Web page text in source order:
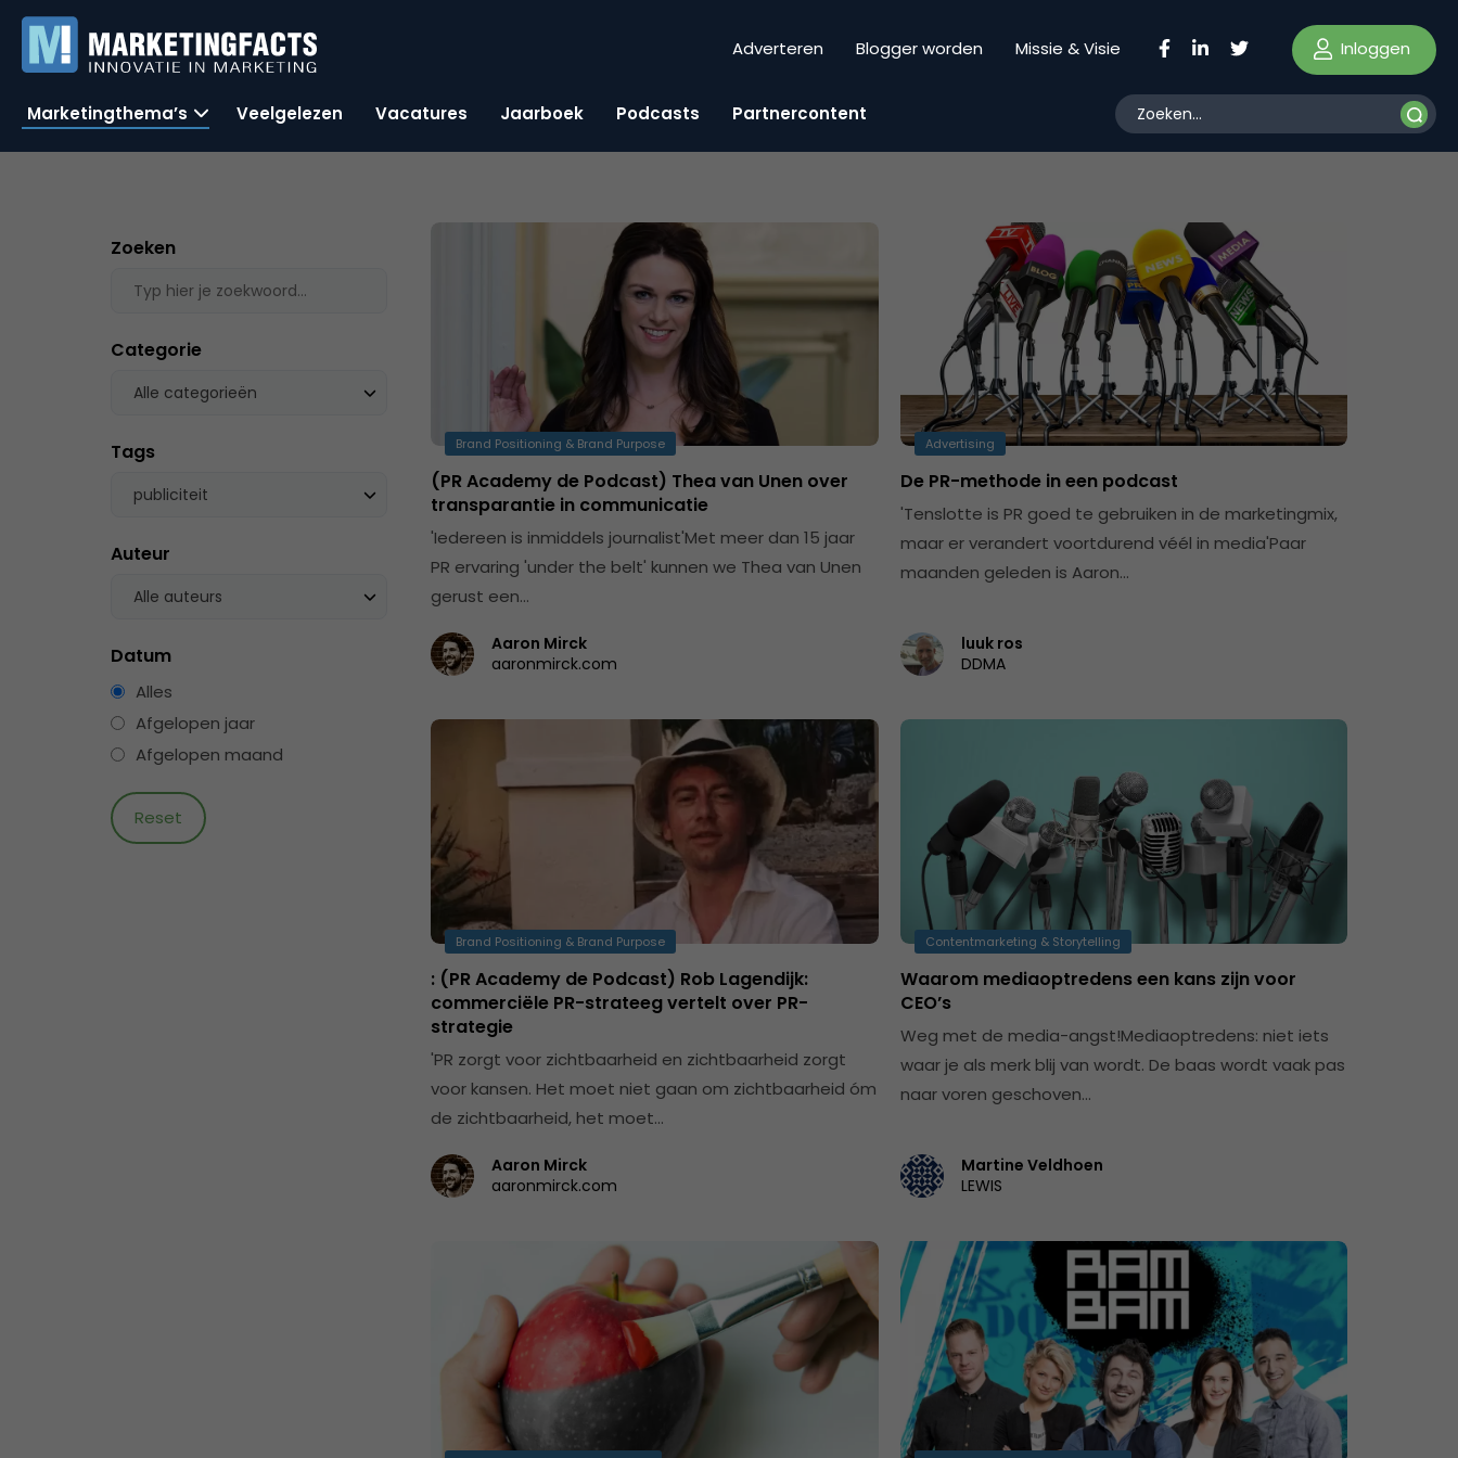
Adverteren Blogger worden Missie & Visie Inloggen
Marketingthema’s Veelgelezen Vacatures Jaarboek Podcasts Partnercontent
Zoeken
Categorie
Alle categorieën
Tags
publiciteit
Auteur
Alle auteurs
Datum
Alles
Afgelopen jaar
Afgelopen maand
Brand Positioning & Brand Purpose
(PR Academy de Podcast) Thea van Unen over
transparantie in communicatie
'Iedereen is inmiddels journalist'Met meer dan 15 jaar
PR ervaring 'under the belt' kunnen we Thea van Unen
gerust een…
Aaron Mirck
aaronmirck.com
Advertising
De PR-methode in een podcast
'Tenslotte is PR goed te gebruiken in de marketingmix,
maar er verandert voortdurend véél in media'Paar
maanden geleden is Aaron…
luuk ros
DDMA
Brand Positioning & Brand Purpose
: (PR Academy de Podcast) Rob Lagendijk:
commerciële PR-strateeg vertelt over PR-
strategie
'PR zorgt voor zichtbaarheid en zichtbaarheid zorgt
voor kansen. Het moet niet gaan om zichtbaarheid óm
de zichtbaarheid, het moet…
Aaron Mirck
aaronmirck.com
Contentmarketing & Storytelling
Waarom mediaoptredens een kans zijn voor
CEO’s
Weg met de media-angst!Mediaoptredens: niet iets
waar je als merk blij van wordt. De baas wordt vaak pas
naar voren geschoven…
Martine Veldhoen
LEWIS